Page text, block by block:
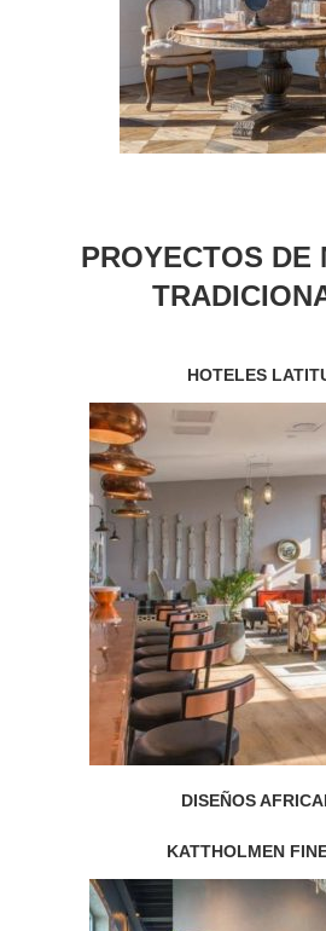
PROYECTOS DE
HOTELES
DISEÑOS
KATTHOLMEN